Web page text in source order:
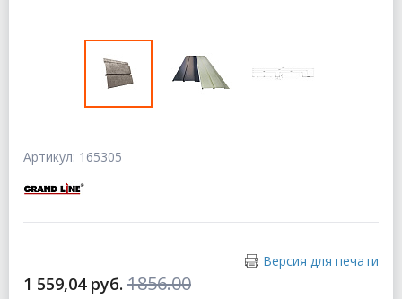
Артикул: 165305
Версия для печати
1 559,04 руб. 1856.00